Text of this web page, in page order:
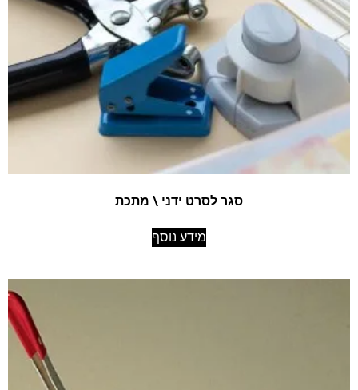
סגר לסרט ידני \ מתכת
מידע נוסף